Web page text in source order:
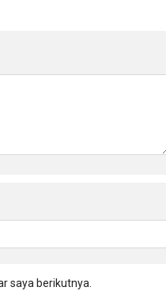
saya berikutnya.